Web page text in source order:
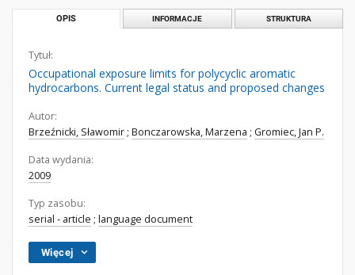
OPIS INFORMACJE STRUKTURA
Tytuł:
Occupational exposure limits for polycyclic aromatic
hydrocarbons. Current legal status and proposed changes
Autor:
Brzeźnicki, Sławomir ; Bonczarowska, Marzena ; Gromiec, Jan P.
Data wydania:
2009
Typ zasobu:
serial - article ; language document
Więcej